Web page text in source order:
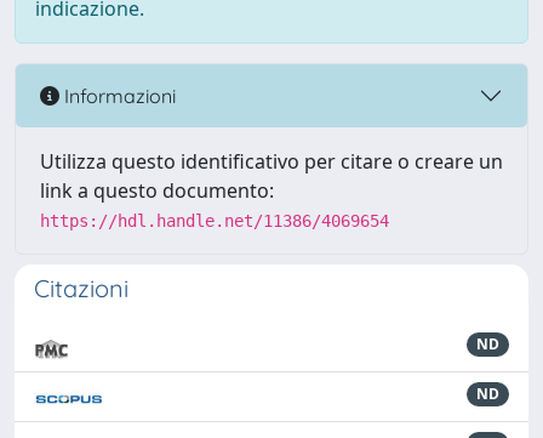
indicazione.
Informazioni
Utilizza questo identificativo per citare o creare un
link a questo documento:
https://hdl.handle.net/11386/4069654
Citazioni
ND
ND